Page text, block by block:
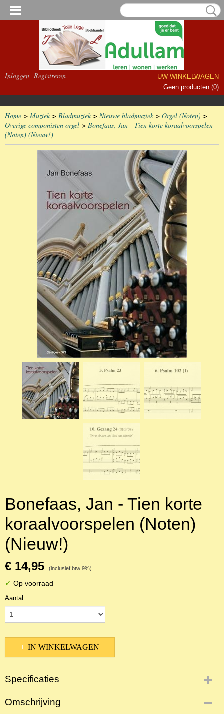
Inloggen Registreren
UW WINKELWAGEN
Geen producten (0)
Home > Muziek> Bladmuziek> Nieuwe bladmuziek> Orgel (Noten) >
Overige componisten orgel > Bonefaas, Jan - Tien korte koraalvoorspelen
(Noten) (Nieuw!)
Bonefaas, Jan - Tien korte
koraalvoorspelen (Noten)
(Nieuw!)
€ 14,95 (inclusief btw 9%)
✓ Op voorraad
Aantal
IN WINKELWAGEN
Specificaties
Productcode
NBLNOr-8920
Omschrijving